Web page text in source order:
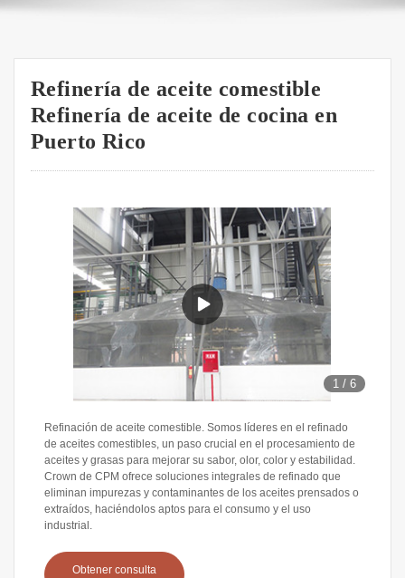
Refinería de aceite comestible
Refinería de aceite de cocina en
Puerto Rico
1 /6
Refinación de aceite comestible. Somos líderes en el refinado
de aceites comestibles, un paso crucial en el procesamiento de
aceites y grasas para mejorar su sabor, olor, color y estabilidad.
Crown de CPM ofrece soluciones integrales de refinado que
eliminan impurezas y contaminantes de los aceites prensados o
extraídos, haciéndolos aptos para el consumo y el uso
industrial.
Obtener consulta